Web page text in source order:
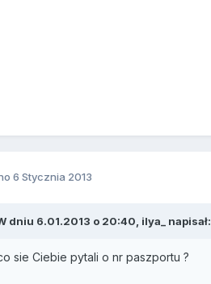
6 Stycznia 2013
dniu 6.01.2013 o 20:40, ilya_ napisał:
sie Ciebie pytali o nr paszportu ?